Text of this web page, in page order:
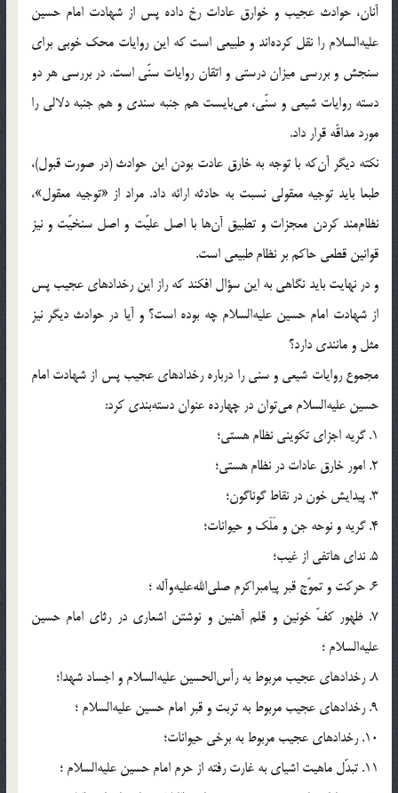
آنان، حوادث عجیب و خوارق عادات رخ داده پس از شهادت امام حسین
علیه‌السلام را نقل کرده‌اند و طبیعی است که این روایات محک خوبی برای
سنجش و بررسی میزان درستی و اتقان روایات سنّی است. در بررسی هر دو
دسته روایات شیعی و سنّی، می‌بایست هم جنبه سندی و هم جنبه دلالی را
مورد مداقّه قرار داد.
نکته دیگر آن‌که با توجه به خارق عادت بودن این حوادث (در صورت قبول)،
طبعا باید توجیه معقولی نسبت به حادثه ارائه داد. مراد از «توجیه معقول»،
نظام‌مند کردن معجزات و تطبیق آن‌ها با اصل علیّت و اصل سنخیّت و نیز
قوانین قطعی حاکم بر نظام طبیعی است.
و در نهایت باید نگاهی به این سؤال افکند که راز این رخدادهای عجیب پس
از شهادت امام حسین علیه‌السلام چه بوده است؟ و آیا در حوادث دیگر نیز
مثل و مانندی دارد؟
مجموع روایات شیعی و سنی را درباره رخدادهای عجیب پس از شهادت امام
حسین علیه‌السلام می‌توان در چهارده عنوان دسته‌بندی کرد:
1. گریه اجزای تکوینی نظام هستی؛
2. امور خارق عادات در نظام هستی؛
3. پیدایش خون در نقاط گوناگون؛
4. گریه و نوحه جن و مَلَک و حیوانات؛
5. ندای هاتفی از غیب؛
6. حرکت و تموّج قبر پیامبراکرم صلی‌الله‌علیه‌و‌آله ؛
7. ظهور کفّ خونین و قلم آهنین و نوشتن اشعاری در رثای امام حسین
علیه‌السلام ؛
8. رخدادهای عجیب مربوط به رأس‌الحسین علیه‌السلام و اجساد شهدا؛
9. رخدادهای عجیب مربوط به تربت و قبر امام حسین علیه‌السلام ؛
10. رخدادهای عجیب مربوط به برخی حیوانات؛
11. تبدّل ماهیت اشیای به غارت رفته از حرم امام حسین علیه‌السلام ؛